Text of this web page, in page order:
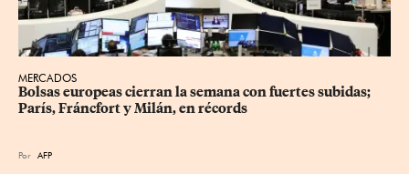
MERCADOS
Bolsas europeas cierran la semana con fuertes subidas;
París, Fráncfort y Milán, en récords
Por AFP